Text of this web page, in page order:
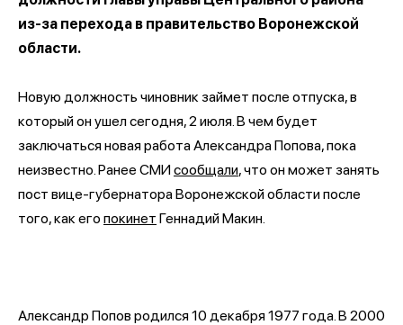
из-за перехода в правительство Воронежской
области.
Новую должность чиновник займет после отпуска, в
который он ушел сегодня, 2 июля. В чем будет
заключаться новая работа Александра Попова, пока
неизвестно. Ранее СМИсообщали, что он может занять
пост вице-губернатора Воронежской области после
того, как его покинет Геннадий Макин.
Александр Попов родился 10 декабря 1977 года. В 2000